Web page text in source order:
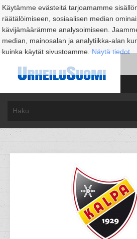
Käytämme evästeitä tarjoamamme
räätälöimiseen, sosiaalisen median
kävijämäärämme analysoimiseen.
median, mainosalan ja analytiikka-alan
kuinka käytät sivustoamme. Näytä tiedot